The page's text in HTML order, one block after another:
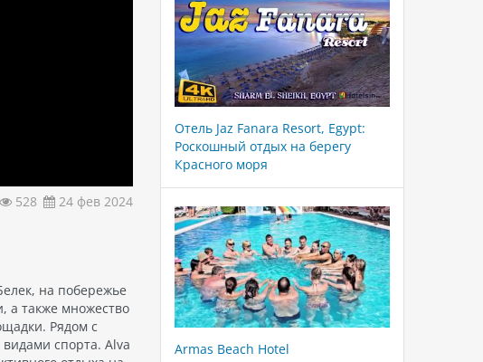
528 24 фев 2024
на побережье
а также множество
Рядом с
спорта. Alva
Отель Jaz Fanara Resort, Egypt:
Роскошный отдых на берегу
Красного моря
Armas Beach Hotel